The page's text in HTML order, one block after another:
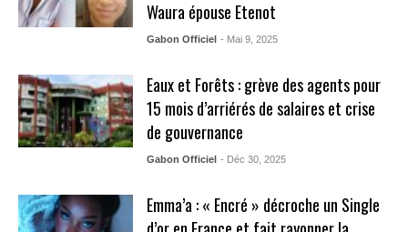
Waura épouse Etenot
Gabon Officiel - Mai 9, 2025
Eaux et Forêts : grève des agents pour
15 mois d’arriérés de salaires et crise
de gouvernance
Gabon Officiel - Déc 30, 2025
Emma’a : « Encré » décroche un Single